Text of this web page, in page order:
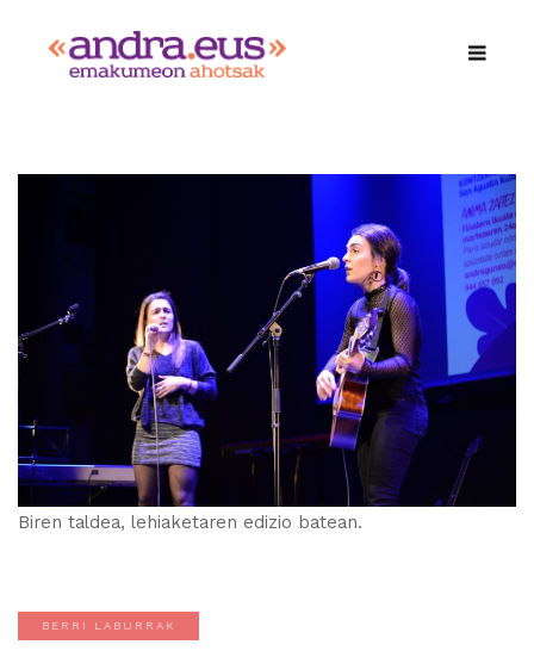
Biren taldea, lehiaketaren edizio batean.
BERRI LABURRAK